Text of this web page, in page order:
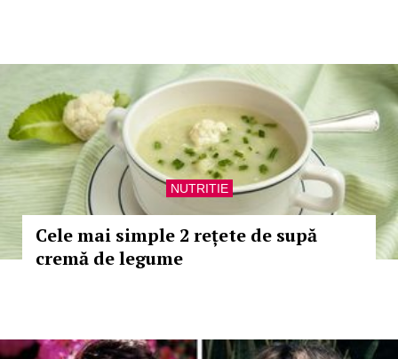
NUTRITIE
Cele mai simple 2 rețete de supă
cremă de legume